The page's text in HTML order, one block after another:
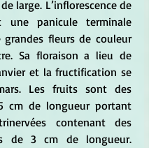
panicule terminale
fleurs de couleur
Sa floraison a lieu de
et la fructification se
Les fruits sont des
cm de longueur portant
contenant des
de 3 cm de longueur.